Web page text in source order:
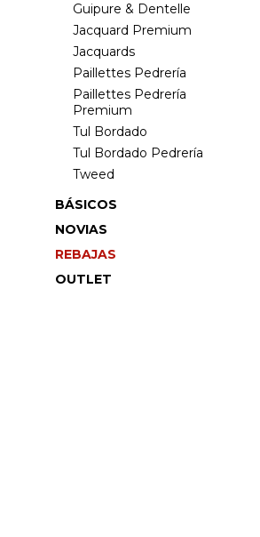
Guipure & Dentelle
Jacquard Premium
Jacquards
Paillettes Pedrería
Paillettes Pedrería
Premium
Tul Bordado
Tul Bordado Pedrería
Tweed
BÁSICOS
NOVIAS
REBAJAS
OUTLET